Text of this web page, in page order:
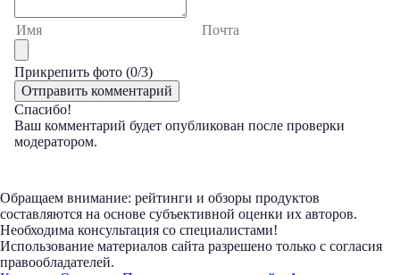
Прикрепить фото (0/3)
Спасибо!
Ваш комментарий будет опубликован после проверки
модератором.
Обращаем внимание: рейтинги и обзоры продуктов
составляются на основе субъективной оценки их авторов.
Необходима консультация со специалистами!
Использование материалов сайта разрешено только с согласия
правообладателей.